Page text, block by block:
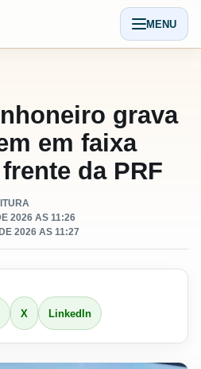
Abrir
MENU
grava
em faixa
da PRF
2026 AS 11:26
2026 AS 11:27
X LinkedIn